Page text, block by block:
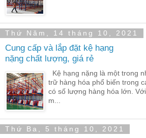
Thứ Năm, 14 tháng 10, 2021
Cung cấp và lắp đặt kệ hạng
nặng chất lượng, giá rẻ
Kệ hạng nặng là một trong
trữ hàng hóa phổ biến trong
có số lượng hàng hóa lớn.
m...
Thứ Ba, 5 tháng 10, 2021